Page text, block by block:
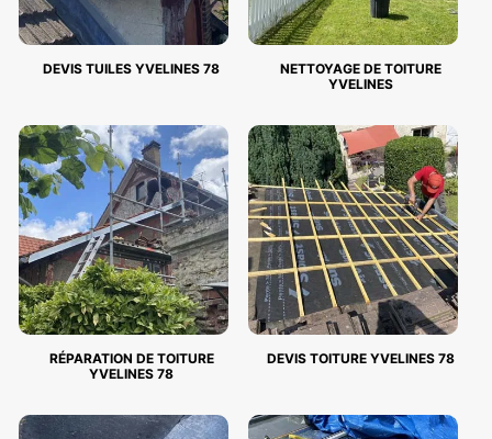
DEVIS TUILES YVELINES 78
NETTOYAGE DE TOITURE
YVELINES
RÉPARATION DE TOITURE
YVELINES 78
DEVIS TOITURE YVELINES 78